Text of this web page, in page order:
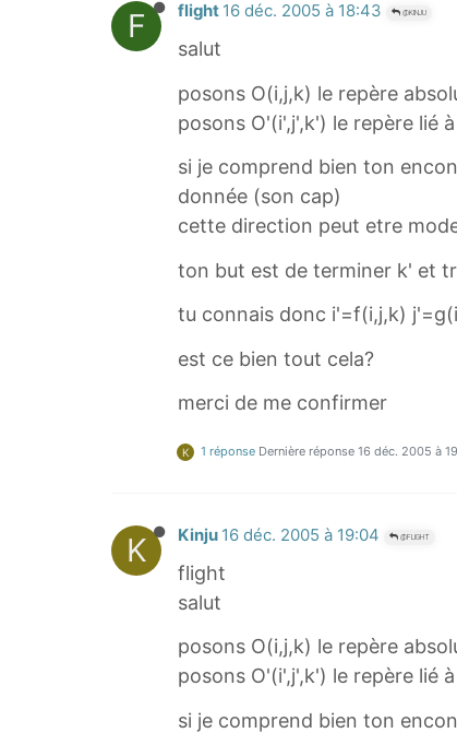
F flight 16 déc. 2005 à 18:43 @KINJU
salut
posons O(i,j,k) le repère
posons O'(i',j',k') le repère lié
si je comprend bien ton
donnée (son cap)
cette direction peut etre
ton but est de terminer k' et
tu connais donc i'=f(i,j,k)
est ce bien tout cela?
merci de me confirmer
K 1 réponse Dernière réponse 16 déc. 2005 à
K Kinju 16 déc. 2005 à 19:04 @FLIGHT
flight
salut
posons O(i,j,k) le repère
posons O'(i',j',k') le repère lié
si je comprend bien ton